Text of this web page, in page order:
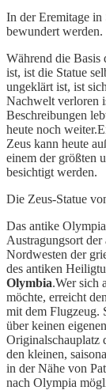
In der Eremitage in
bewundert werden.
Während die Basis
ist, ist die Statue
ungeklärt ist, ist
Nachwelt verloren
Beschreibungen
heute noch
Zeus kann heute
einem der größten
besichtigt werden.
Die Zeus-Statue
Das antike
Austragungsort
Nordwesten der
des antiken
Olymbia.Wer sich
möchte, erreicht
mit dem Flugzeug.
über keinen
Originalschauplatz
den kleinen,
in der Nähe von
nach Olympia